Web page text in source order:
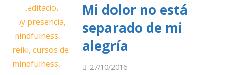
Mi dolor no está
separado de mi
alegría
27/10/2016